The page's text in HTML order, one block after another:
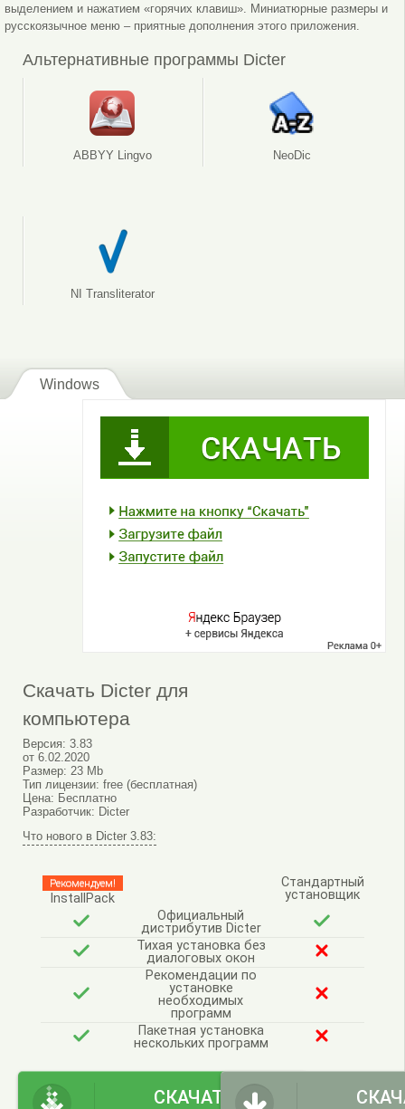
выделением и нажатием «горячих клавиш». Миниатюрные размеры и
русскоязычное меню – приятные дополнения этого приложения.
Альтернативные программы Dicter
ABBYY Lingvo NeoDic
NI Transliterator
Windows
Скачать Dicter для
компьютера
Версия: 3.83
от 6.02.2020
Размер: 23 Mb
Тип лицензии: free (бесплатная)
Цена: Бесплатно
Разработчик: Dicter
Что нового в Dicter 3.83:
Рекомендуем!
InstallPack
Стандартный
установщик
Официальный
дистрибутив Dicter
Тихая установка без
диалоговых окон
Рекомендации по
установке
необходимых
программ
Пакетная установка
нескольких программ
СКАЧАТЬ